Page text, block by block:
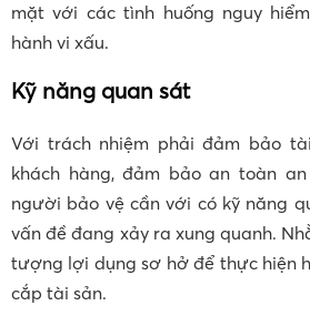
mặt với các tình huống nguy
hành vi xấu.
Kỹ năng quan sát
Với trách nhiệm phải đảm bảo
khách hàng, đảm bảo an toàn
người bảo vệ cần với có kỹ năng
vấn đề đang xảy ra xung quanh.
tượng lợi dụng sơ hở để thực hiện
cắp tài sản.